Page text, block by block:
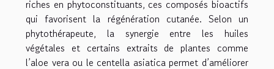
riches en phytoconstituants, ces composés bioactifs
qui favorisent la régénération cutanée. Selon un
phytothérapeute, la synergie entre les huiles
végétales et certains extraits de plantes comme
l’aloe vera ou le centella asiatica permet d’améliorer